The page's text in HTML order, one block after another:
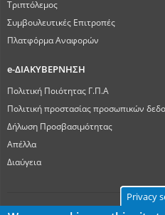
Τριπτόλεμος
Συμβουλευτικές Επιτροπές
Πλατφόρμα Αναφορών
e-ΔΙΑΚΥΒΕΡΝΗΣΗ
Πολιτική Ποιότητας Γ.Π.Α
Πολιτική προστασίας προσωπικών
Δήλωση Προσβασιμότητας
Απέλλα
Διαύγεια
Privacy